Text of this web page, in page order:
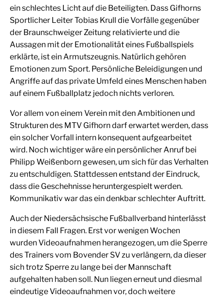
ein schlechtes Licht auf die Beteiligten. Dass Gifhorns
Sportlicher Leiter Tobias Krull die Vorfälle gegenüber
der Braunschweiger Zeitung relativierte und die
Aussagen mit der Emotionalität eines Fußballspiels
erklärte, ist ein Armutszeugnis. Natürlich gehören
Emotionen zum Sport. Persönliche Beleidigungen und
Angriffe auf das private Umfeld eines Menschen haben
auf einem Fußballplatz jedoch nichts verloren.
Vor allem von einem Verein mit den Ambitionen und
Strukturen des MTV Gifhorn darf erwartet werden, dass
ein solcher Vorfall intern konsequent aufgearbeitet
wird. Noch wichtiger wäre ein persönlicher Anruf bei
Philipp Weißenborn gewesen, um sich für das Verhalten
zu entschuldigen. Stattdessen entstand der Eindruck,
dass die Geschehnisse heruntergespielt werden.
Kommunikativ war das ein denkbar schlechter Auftritt.
Auch der Niedersächsische Fußballverband hinterlässt
in diesem Fall Fragen. Erst vor wenigen Wochen
wurden Videoaufnahmen herangezogen, um die Sperre
des Trainers vom Bovender SV zu verlängern, da dieser
sich trotz Sperre zu lange bei der Mannschaft
aufgehalten haben soll. Nun liegen erneut und diesmal
eindeutige Videoaufnahmen vor, doch weitere